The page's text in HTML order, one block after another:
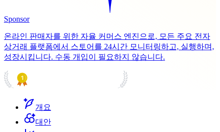
Sponsor
온라인 판매자를 위한 자율 커머스 엔진으로, 모든 주요 전자
상거래 플랫폼에서 스토어를 24시간 모니터링하고, 실행하며,
성장시킵니다. 수동 개입이 필요하지 않습니다.
개요
대안